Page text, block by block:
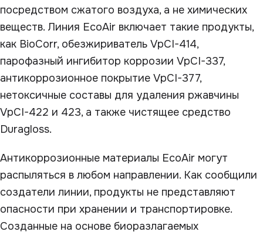
посредством сжатого воздуха, а не химических
веществ. Линия EcoAir включает такие продукты,
как BioCorr, обезжириватель VpCI-414,
парофазный ингибитор коррозии VpCI-337,
антикоррозионное покрытие VpCI-377,
нетоксичные составы для удаления ржавчины
VpCI-422 и 423, а также чистящее средство
Duragloss.
Антикоррозионные материалы EcoAir могут
распыляться в любом направлении. Как сообщили
создатели линии, продукты не представляют
опасности при хранении и транспортировке.
Созданные на основе биоразлагаемых